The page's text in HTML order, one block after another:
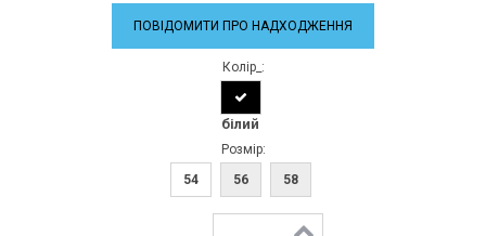
ПОВІДОМИТИ ПРО НАДХОДЖЕННЯ
Колір_:
білий
Розмір:
54
56 58